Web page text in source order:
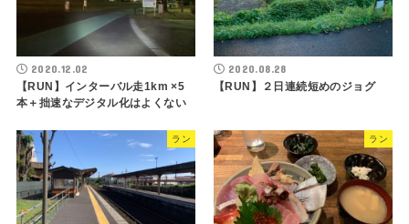
2020.12.02
【RUN】インターバル走1km ×5
本＋拙速なデジタル化はよくない
2020.08.28
【RUN】２日連続短めのジョグ
ラン ラン